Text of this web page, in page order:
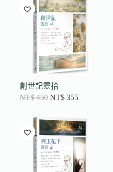
創世記靈拾
NT$450 NT$ 355